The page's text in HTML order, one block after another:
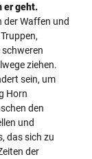
er geht.
der Waffen und
ziehen.
sein, um
Horn
den
und
das sich zu
der